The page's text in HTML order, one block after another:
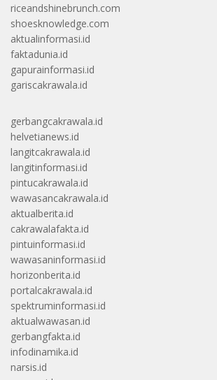
riceandshinebrunch.com
shoesknowledge.com
aktualinformasi.id
faktadunia.id
gapurainformasi.id
gariscakrawala.id
gerbangcakrawala.id
helvetianews.id
langitcakrawala.id
langitinformasi.id
pintucakrawala.id
wawasancakrawala.id
aktualberita.id
cakrawalafakta.id
pintuinformasi.id
wawasaninformasi.id
horizonberita.id
portalcakrawala.id
spektruminformasi.id
aktualwawasan.id
gerbangfakta.id
infodinamika.id
narsis.id